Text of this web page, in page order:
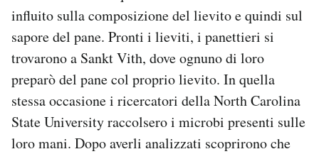
influito sulla composizione del lievito e quindi sul
sapore del pane. Pronti i lieviti, i panettieri si
trovarono a Sankt Vith, dove ognuno di loro
preparò del pane col proprio lievito. In quella
stessa occasione i ricercatori della North Carolina
State University raccolsero i microbi presenti sulle
loro mani. Dopo averli analizzati scoprirono che